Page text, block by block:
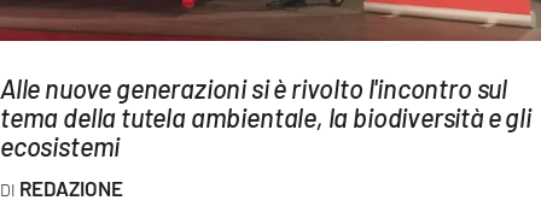
LAC ONAIR
LaC
Network
Alle nuove generazioni si è rivolto l'incontro sul
tema della tutela ambientale, la biodiversità e gli
ecosistemi
REDAZIONE